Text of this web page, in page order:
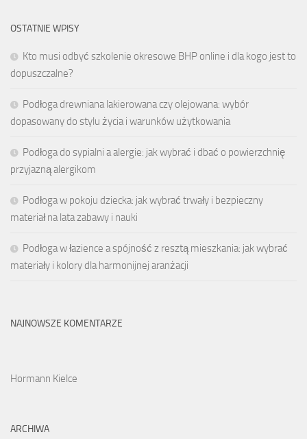
OSTATNIE WPISY
Kto musi odbyć szkolenie okresowe BHP online i dla kogo jest to
dopuszczalne?
Podłoga drewniana lakierowana czy olejowana: wybór
dopasowany do stylu życia i warunków użytkowania
Podłoga do sypialni a alergie: jak wybrać i dbać o powierzchnię
przyjazną alergikom
Podłoga w pokoju dziecka: jak wybrać trwały i bezpieczny
materiał na lata zabawy i nauki
Podłoga w łazience a spójność z resztą mieszkania: jak wybrać
materiały i kolory dla harmonijnej aranżacji
NAJNOWSZE KOMENTARZE
Hormann Kielce
ARCHIWA